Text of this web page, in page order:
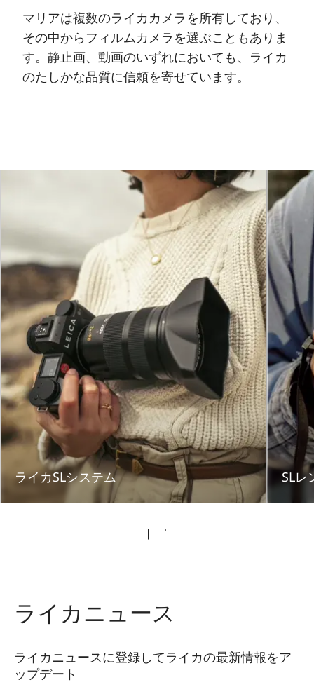
マリアは複数のライカカメラを所有しており、
その中からフィルムカメラを選ぶこともありま
す。静止画、動画のいずれにおいても、ライカ
のたしかな品質に信頼を寄せています。
ライカSLシステム SLレ
ライカニュース
ライカニュースに登録してライカの最新情報をア
ップデート